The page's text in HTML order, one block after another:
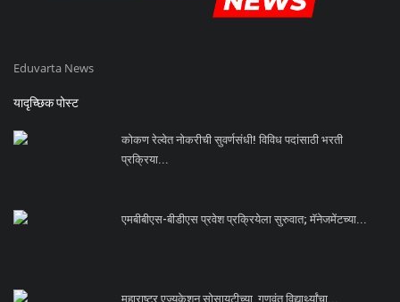
Eduvarta News
यादृच्छिक पोस्ट
कोकण रेल्वेत नोकरीची सुवर्णसंधी! विविध पदांसाठी भरती
प्रक्रिया...
एमबीबीएस-बीडीएस प्रवेश प्रक्रियेला सुरुवात; मॅनेजमेंटच्या...
महाराष्ट्र एज्युकेशन सोसायटीच्या गुणवंत विद्यार्थ्यांचा...